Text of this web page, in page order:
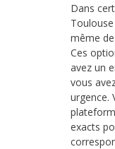
Dans
même
Ces
avez un
vous
urgence.
exacts